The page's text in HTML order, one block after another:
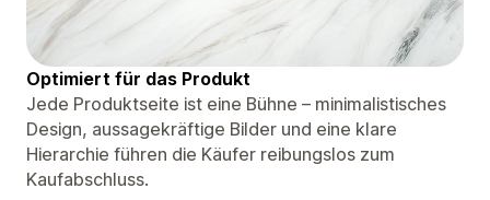
Optimiert für das Produkt
Jede Produktseite ist eine Bühne – minimalistisches
Design, aussagekräftige Bilder und eine klare
Hierarchie führen die Käufer reibungslos zum
Kaufabschluss.